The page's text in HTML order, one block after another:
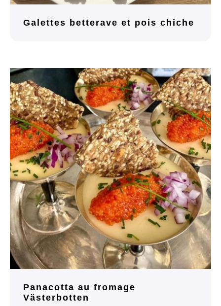
Galettes betterave et pois chiche
Panacotta au fromage
Västerbotten